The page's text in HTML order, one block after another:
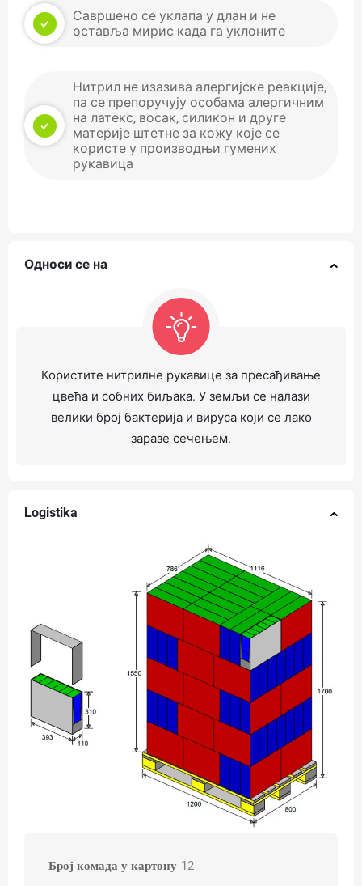
Савршено се уклапа у длан и не
оставља мирис када га уклоните
Нитрил не изазива алергијске реакције,
па се препоручују особама алергичним
на латекс, восак, силикон и друге
материје штетне за кожу које се
користе у производњи гумених
рукавица
Односи се на
Користите нитрилне рукавице за пресађивање
цвећа и собних биљака. У земљи се налази
велики број бактерија и вируса који се лако
заразе сечењем.
Logistika
Број комада у картону 12